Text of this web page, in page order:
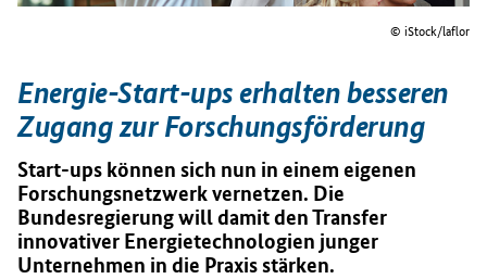
© iStock/laflor
Energie-Start-ups erhalten besseren
Zugang zur Forschungsförderung
Start-ups können sich nun in einem eigenen
Forschungsnetzwerk vernetzen. Die
Bundesregierung will damit den Transfer
innovativer Energietechnologien junger
Unternehmen in die Praxis stärken.